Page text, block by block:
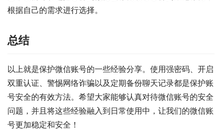
根据自己的需求进行选择。
总结
以上就是保护微信账号的一些经验分享。使用强密码、开启
双重认证、警惕网络诈骗以及定期备份聊天记录都是保护账
号安全的有效方法。希望大家能够认真对待微信账号的安全
问题，并且将这些经验融入到日常使用中，让我们的微信账
号更加稳定和安全！